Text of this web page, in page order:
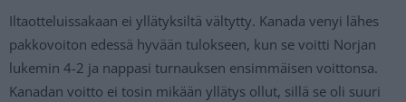
Iltaotteluissakaan ei yllätyksiltä vältytty. Kanada venyi lähes
pakkovoiton edessä hyvään tulokseen, kun se voitti Norjan
lukemin 4-2 ja nappasi turnauksen ensimmäisen voittonsa.
Kanadan voitto ei tosin mikään yllätys ollut, sillä se oli suuri